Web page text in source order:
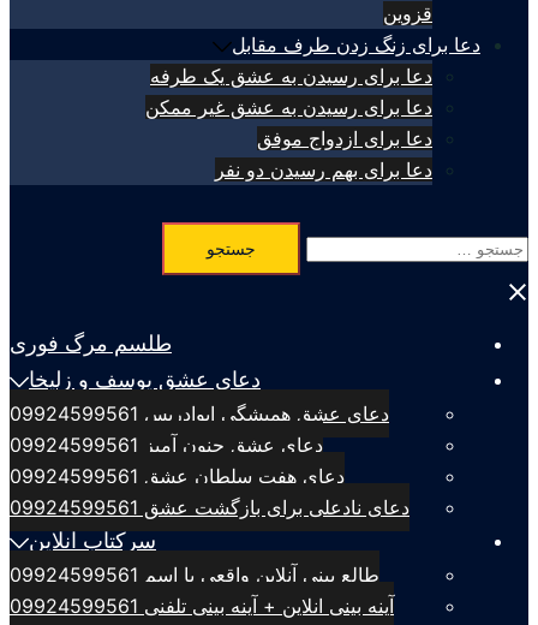
قزوین
دعا برای زنگ زدن طرف مقابل
دعا برای رسیدن به عشق یک طرفه
دعا برای رسیدن به عشق غیر ممکن
دعا برای ازدواج موفق
دعا برای بهم رسیدن دو نفر
جستجو
برای:
Close
طلسم مرگ فوری
دعای عشق یوسف و زلیخا
دعای عشق همیشگی ابوادریس 09924599561
دعای عشق جنون آمیز 09924599561
دعای هفت سلطان عشق 09924599561
دعای نادعلی برای بازگشت عشق 09924599561
سرکتاب انلاین
طالع بینی آنلاین واقعی با اسم 09924599561
آینه بینی انلاین + آینه بینی تلفنی 09924599561